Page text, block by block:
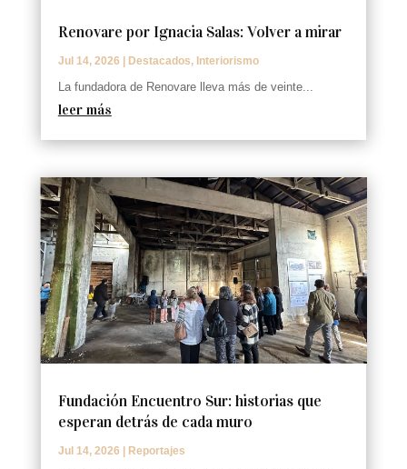
Renovare por Ignacia Salas: Volver a mirar
Jul 14, 2026 Destacados, Interiorismo
La fundadora de Renovare lleva más de veinte...
leer más
Fundación Encuentro Sur: historias que
esperan detrás de cada muro
Jul 14, 2026 Reportajes